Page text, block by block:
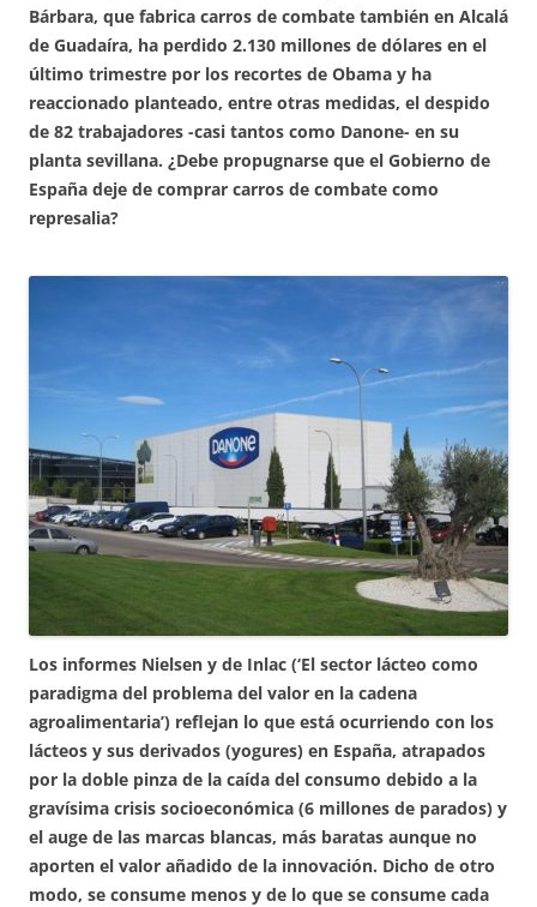
Bárbara, que fabrica carros de combate también en Alcalá
de Guadaíra, ha perdido 2.130 millones de dólares en el
último trimestre por los recortes de Obama y ha
reaccionado planteado, entre otras medidas, el despido
de 82 trabajadores -casi tantos como Danone- en su
planta sevillana. ¿Debe propugnarse que el Gobierno de
España deje de comprar carros de combate como
represalia?
Los informes Nielsen y de Inlac (‘El sector lácteo como
paradigma del problema del valor en la cadena
agroalimentaria’) reflejan lo que está ocurriendo con los
lácteos y sus derivados (yogures) en España, atrapados
por la doble pinza de la caída del consumo debido a la
gravísima crisis socioeconómica (6 millones de parados) y
el auge de las marcas blancas, más baratas aunque no
aporten el valor añadido de la innovación. Dicho de otro
modo, se consume menos y de lo que se consume cada